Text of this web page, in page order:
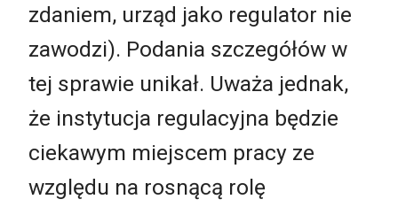
zdaniem, urząd jako regulator nie
zawodzi). Podania szczegółów w
tej sprawie unikał. Uważa jednak,
że instytucja regulacyjna będzie
ciekawym miejscem pracy ze
względu na rosnącą rolę